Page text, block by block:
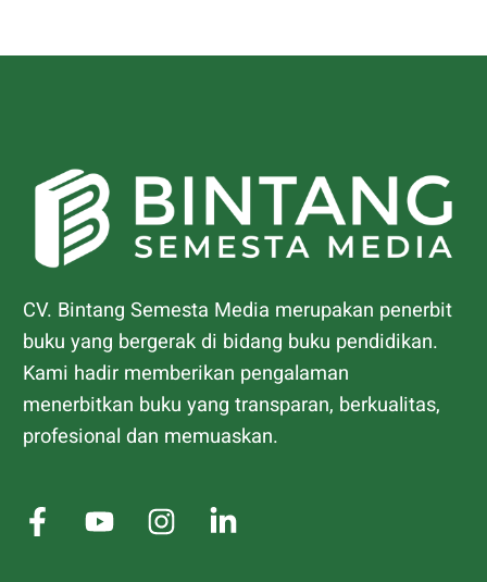
CV. Bintang Semesta Media merupakan penerbit
buku yang bergerak di bidang buku pendidikan.
Kami hadir memberikan pengalaman
menerbitkan buku yang transparan, berkualitas,
profesional dan memuaskan.